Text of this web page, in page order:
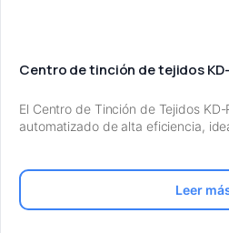
Centro de tinción de tejidos
El Centro de Tinción de Tejidos
automatizado de alta eficiencia,
Leer